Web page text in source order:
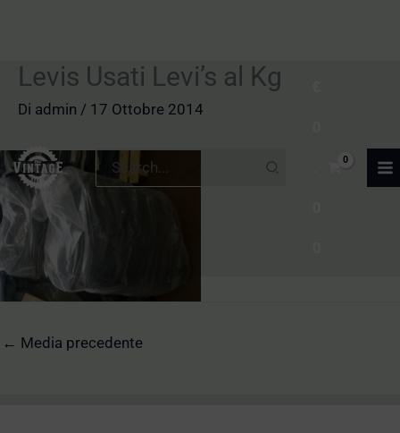
per:
Levis Usati Levi’s al Kg
Di admin / 17 Ottobre 2014
← Media precedente